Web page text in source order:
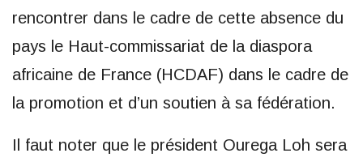
rencontrer dans le cadre de cette absence du
pays le Haut-commissariat de la diaspora
africaine de France (HCDAF) dans le cadre de
la promotion et d’un soutien à sa fédération.
Il faut noter que le président Ourega Loh sera